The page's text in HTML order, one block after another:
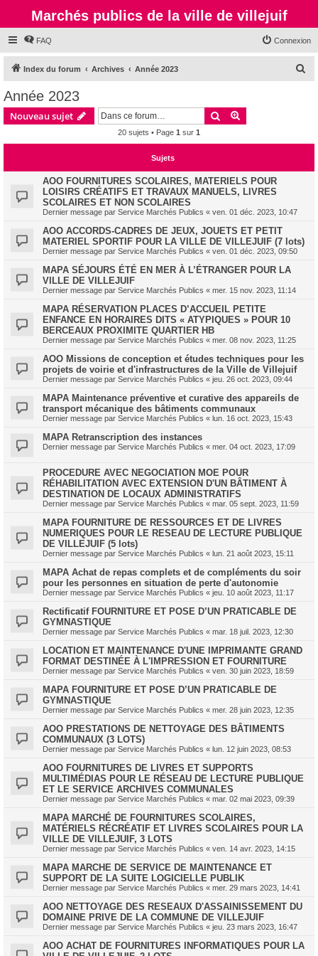
Marchés publics de la ville de villejuif
FAQ Connexion
Index du forum Archives Année 2023
c
Année 2023
Nouveau sujet Rechercher
20 sujets • Page 1 sur 1
Sujets
AOO FOURNITURES SCOLAIRES, MATERIELS POUR
LOISIRS CRÉATIFS ET TRAVAUX MANUELS, LIVRES
SCOLAIRES ET NON SCOLAIRES
Dernier message par Service Marchés Publics « ven. 01 déc. 2023, 10:47
AOO ACCORDS-CADRES DE JEUX, JOUETS ET PETIT
MATERIEL SPORTIF POUR LA VILLE DE VILLEJUIF (7 lots)
Dernier message par Service Marchés Publics « ven. 01 déc. 2023, 09:50
MAPA SÉJOURS ÉTÉ EN MER À L’ÉTRANGER POUR LA
VILLE DE VILLEJUIF
Dernier message par Service Marchés Publics « mer. 15 nov. 2023, 11:14
MAPA RÉSERVATION PLACES D’ACCUEIL PETITE
ENFANCE EN HORAIRES DITS « ATYPIQUES » POUR 10
BERCEAUX PROXIMITE QUARTIER HB
Dernier message par Service Marchés Publics « mer. 08 nov. 2023, 11:25
AOO Missions de conception et études techniques pour les
projets de voirie et d'infrastructures de la Ville de Villejuif
Dernier message par Service Marchés Publics « jeu. 26 oct. 2023, 09:44
MAPA Maintenance préventive et curative des appareils de
transport mécanique des bâtiments communaux
Dernier message par Service Marchés Publics « lun. 16 oct. 2023, 15:43
MAPA Retranscription des instances
Dernier message par Service Marchés Publics « mer. 04 oct. 2023, 17:09
PROCEDURE AVEC NEGOCIATION MOE POUR
RÉHABILITATION AVEC EXTENSION D'UN BÂTIMENT À
DESTINATION DE LOCAUX ADMINISTRATIFS
Dernier message par Service Marchés Publics « mar. 05 sept. 2023, 11:59
MAPA FOURNITURE DE RESSOURCES ET DE LIVRES
NUMERIQUES POUR LE RESEAU DE LECTURE PUBLIQUE
DE VILLEJUIF (5 lots)
Dernier message par Service Marchés Publics « lun. 21 août 2023, 15:11
MAPA Achat de repas complets et de compléments du soir
pour les personnes en situation de perte d'autonomie
Dernier message par Service Marchés Publics « jeu. 10 août 2023, 11:17
Rectificatif FOURNITURE ET POSE D’UN PRATICABLE DE
GYMNASTIQUE
Dernier message par Service Marchés Publics « mar. 18 juil. 2023, 12:30
LOCATION ET MAINTENANCE D'UNE IMPRIMANTE GRAND
FORMAT DESTINÉE À L'IMPRESSION ET FOURNITURE
Dernier message par Service Marchés Publics « ven. 30 juin 2023, 18:59
MAPA FOURNITURE ET POSE D’UN PRATICABLE DE
GYMNASTIQUE
Dernier message par Service Marchés Publics « mer. 28 juin 2023, 12:35
AOO PRESTATIONS DE NETTOYAGE DES BÂTIMENTS
COMMUNAUX (3 LOTS)
Dernier message par Service Marchés Publics « lun. 12 juin 2023, 08:53
AOO FOURNITURES DE LIVRES ET SUPPORTS
MULTIMÉDIAS POUR LE RÉSEAU DE LECTURE PUBLIQUE
ET LE SERVICE ARCHIVES COMMUNALES
Dernier message par Service Marchés Publics « mar. 02 mai 2023, 09:39
MAPA MARCHÉ DE FOURNITURES SCOLAIRES,
MATÉRIELS RÉCRÉATIF ET LIVRES SCOLAIRES POUR LA
VILLE DE VILLEJUIF, 3 LOTS
Dernier message par Service Marchés Publics « ven. 14 avr. 2023, 14:15
MAPA MARCHE DE SERVICE DE MAINTENANCE ET
SUPPORT DE LA SUITE LOGICIELLE PUBLIK
Dernier message par Service Marchés Publics « mer. 29 mars 2023, 14:41
AOO NETTOYAGE DES RESEAUX D'ASSAINISSEMENT DU
DOMAINE PRIVE DE LA COMMUNE DE VILLEJUIF
Dernier message par Service Marchés Publics « jeu. 23 mars 2023, 16:47
AOO ACHAT DE FOURNITURES INFORMATIQUES POUR LA